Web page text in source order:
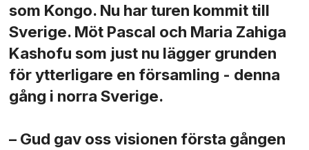
som Kongo. Nu har turen kommit till
Sverige. Möt Pascal och Maria Zahiga
Kashofu som just nu lägger grunden
för ytterligare en församling - denna
gång i norra Sverige.
– Gud gav oss visionen första gången